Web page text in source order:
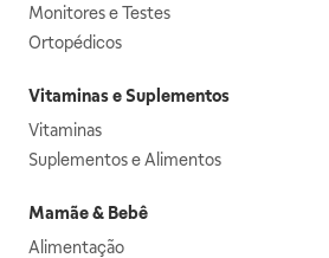
Monitores e Testes
Ortopédicos
Vitaminas e Suplementos
Vitaminas
Suplementos e Alimentos
Mamãe & Bebê
Alimentação